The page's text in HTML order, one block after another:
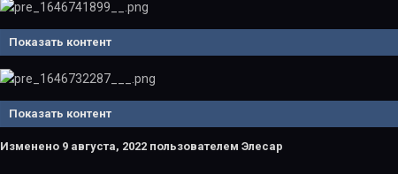
Показать контент
Показать контент
Изменено 9 августа, 2022пользователем Элесар